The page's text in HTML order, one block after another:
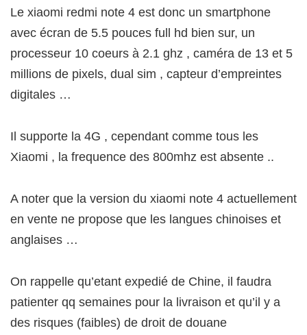
Le xiaomi redmi note 4 est donc un smartphone
avec écran de 5.5 pouces full hd bien sur, un
processeur 10 coeurs à 2.1 ghz , caméra de 13 et 5
millions de pixels, dual sim , capteur d’empreintes
digitales …
Il supporte la 4G , cependant comme tous les
Xiaomi , la frequence des 800mhz est absente ..
A noter que la version du xiaomi note 4 actuellement
en vente ne propose que les langues chinoises et
anglaises …
On rappelle qu’etant expedié de Chine, il faudra
patienter qq semaines pour la livraison et qu’il y a
des risques (faibles) de droit de douane